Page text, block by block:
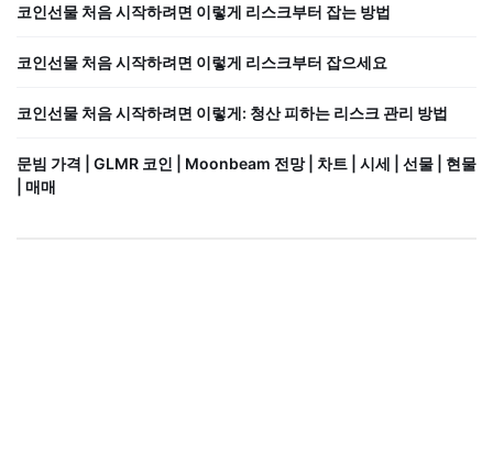
코인선물 처음 시작하려면 이렇게 리스크부터 잡는 방법
코인선물 처음 시작하려면 이렇게 리스크부터 잡으세요
코인선물 처음 시작하려면 이렇게: 청산 피하는 리스크 관리 방법
문빔 가격 | GLMR 코인 | Moonbeam 전망 | 차트 | 시세 | 선물 | 현물
| 매매